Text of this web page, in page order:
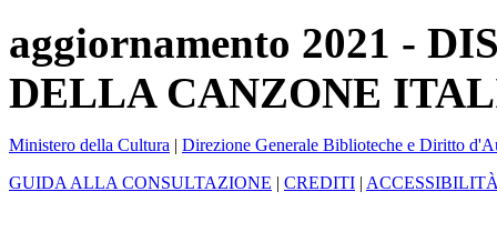
aggiornamento 2021 -
DELLA CANZONE
Ministero della Cultura | Direzione Generale Biblioteche e Diritto
GUIDA ALLA CONSULTAZIONE | CREDITI |